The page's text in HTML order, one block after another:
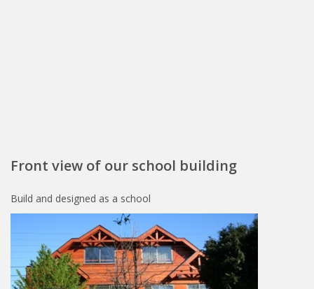
Front view of our school building
Build and designed as a school